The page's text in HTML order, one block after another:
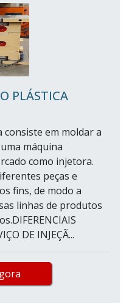
PLÁSTICA
consiste em moldar a
máquina
como injetora.
peças e
fins, de modo a
linhas de produtos
DE INJEÇÃ...